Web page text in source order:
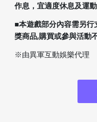
作息，宜適度休息及運動
■本遊戲部分內容需另
獎商品,購買或參與活動
※由異軍互動娛樂代理